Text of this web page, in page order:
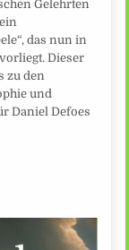
Gelehrten
das nun in
Dieser
zu den
und
Daniel Defoes